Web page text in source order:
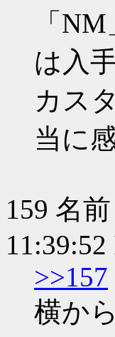
「
は入
カス
当に
159 名前
>>157
横か